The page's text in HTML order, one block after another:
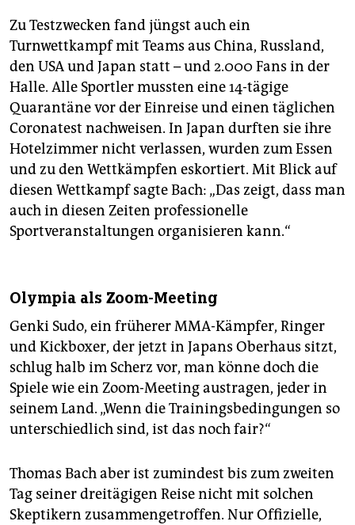
Zu Testzwecken fand jüngst auch ein
Turnwettkampf mit Teams aus China, Russland,
den USA und Japan statt – und 2.000 Fans in der
Halle. Alle Sportler mussten eine 14-tägige
Quarantäne vor der Einreise und einen täglichen
Coronatest nachweisen. In Japan durften sie ihre
Hotelzimmer nicht verlassen, wurden zum Essen
und zu den Wettkämpfen eskortiert. Mit Blick auf
diesen Wettkampf sagte Bach: „Das zeigt, dass man
auch in diesen Zeiten professionelle
Sportveranstaltungen organisieren kann.“
Olympia als Zoom-Meeting
Genki Sudo, ein früherer MMA-Kämpfer, Ringer
und Kickboxer, der jetzt in Japans Oberhaus sitzt,
schlug halb im Scherz vor, man könne doch die
Spiele wie ein Zoom-Meeting austragen, jeder in
seinem Land. „Wenn die Trainingsbedingungen so
unterschiedlich sind, ist das noch fair?“
Thomas Bach aber ist zumindest bis zum zweiten
Tag seiner dreitägigen Reise nicht mit solchen
Skeptikern zusammengetroffen. Nur Offizielle,